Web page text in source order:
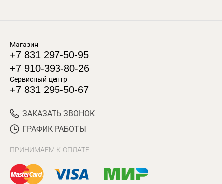
Магазин
+7 831 297-50-95
+7 910-393-80-26
Сервисный центр
+7 831 295-50-67
ЗАКАЗАТЬ ЗВОНОК
ГРАФИК РАБОТЫ
ПРИНИМАЕМ К ОПЛАТЕ